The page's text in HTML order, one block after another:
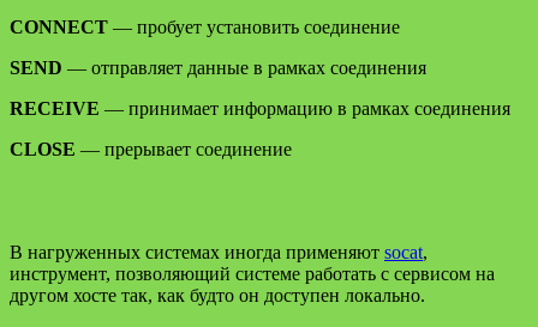
CONNECT — пробует установить соединение
SEND — отправляет данные в рамках соединения
RECEIVE — принимает информацию в рамках соединения
CLOSE — прерывает соединение
В нагруженных системах иногда применяют socat,
инструмент, позволяющий системе работать с сервисом на
другом хосте так, как будто он доступен локально.